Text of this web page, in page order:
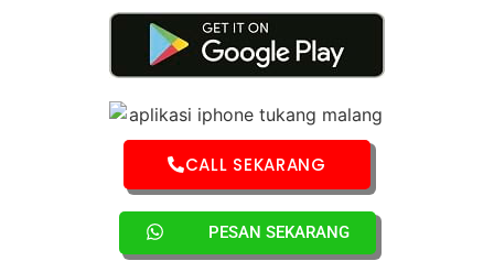
CALL SEKARANG
PESAN SEKARANG